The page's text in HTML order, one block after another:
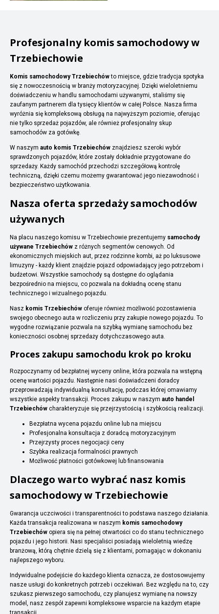
Profesjonalny komis samochodowy w
Trzebiechowie
Komis samochodowy Trzebiechówto miejsce, gdzie tradycja spotyka
się z nowoczesnością w branży motoryzacyjnej. Dzięki wieloletniemu
doświadczeniu w handlu samochodami używanymi, staliśmy się
zaufanym partnerem dla tysięcy klientów w całej Polsce. Nasza firma
wyróżnia się kompleksową obsługą na najwyższym poziomie, oferując
nie tylko sprzedaż pojazdów, ale również profesjonalny skup
samochodów za gotówkę.
W naszym auto komis Trzebiechów znajdziesz szeroki wybór
sprawdzonych pojazdów, które zostały dokładnie przygotowane do
sprzedaży. Każdy samochód przechodzi szczegółową kontrolę
techniczną, dzięki czemu możemy gwarantować jego niezawodność i
bezpieczeństwo użytkowania.
Nasza oferta sprzedaży samochodów
używanych
Na placu naszego komisu w Trzebiechowie prezentujemy samochody
używane Trzebiechów z różnych segmentów cenowych. Od
ekonomicznych miejskich aut, przez rodzinne kombi, aż po luksusowe
limuzyny - każdy klient znajdzie pojazd odpowiadający jego potrzebom i
budżetowi. Wszystkie samochody są dostępne do oglądania
bezpośrednio na miejscu, co pozwala na dokładną ocenę stanu
technicznego i wizualnego pojazdu.
Nasz komis Trzebiechów oferuje również możliwość pozostawienia
swojego obecnego auta w rozliczeniu przy zakupie nowego pojazdu. To
wygodne rozwiązanie pozwala na szybką wymianę samochodu bez
konieczności osobnej sprzedaży dotychczasowego auta.
Proces zakupu samochodu krok po kroku
Rozpoczynamy od bezpłatnej wyceny online, która pozwala na wstępną
ocenę wartości pojazdu. Następnie nasi doświadczeni doradcy
przeprowadzają indywidualną konsultację, podczas której omawiamy
wszystkie aspekty transakcji. Proces zakupu w naszym auto handel
Trzebiechów charakteryzuje się przejrzystością i szybkością realizacji.
Bezpłatna wycena pojazdu online lub na miejscu
Profesjonalna konsultacja z doradcą motoryzacyjnym
Przejrzysty proces negocjacji ceny
Szybka realizacja formalności prawnych
Możliwość płatności gotówkowej lub finansowania
Dlaczego warto wybrać nasz komis
samochodowy w Trzebiechowie
Gwarancja uczciwości i transparentności to podstawa naszego działania.
Każda transakcja realizowana w naszym komis samochodowy
Trzebiechów opiera się na pełnej otwartości co do stanu technicznego
pojazdu i jego historii. Nasi specjaliści posiadają wieloletnią wiedzę
branżową, którą chętnie dzielą się z klientami, pomagając w dokonaniu
najlepszego wyboru.
Indywidualne podejście do każdego klienta oznacza, że dostosowujemy
nasze usługi do konkretnych potrzeb i oczekiwań. Bez względu na to, czy
szukasz pierwszego samochodu, czy planujesz wymianę na nowszy
model, nasz zespół zapewni kompleksowe wsparcie na każdym etapie
transakcji.